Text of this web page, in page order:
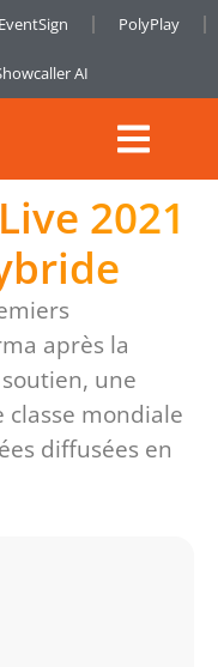
EventSign PolyPlay
AI
2021
après la
une
mondiale
diffusées en